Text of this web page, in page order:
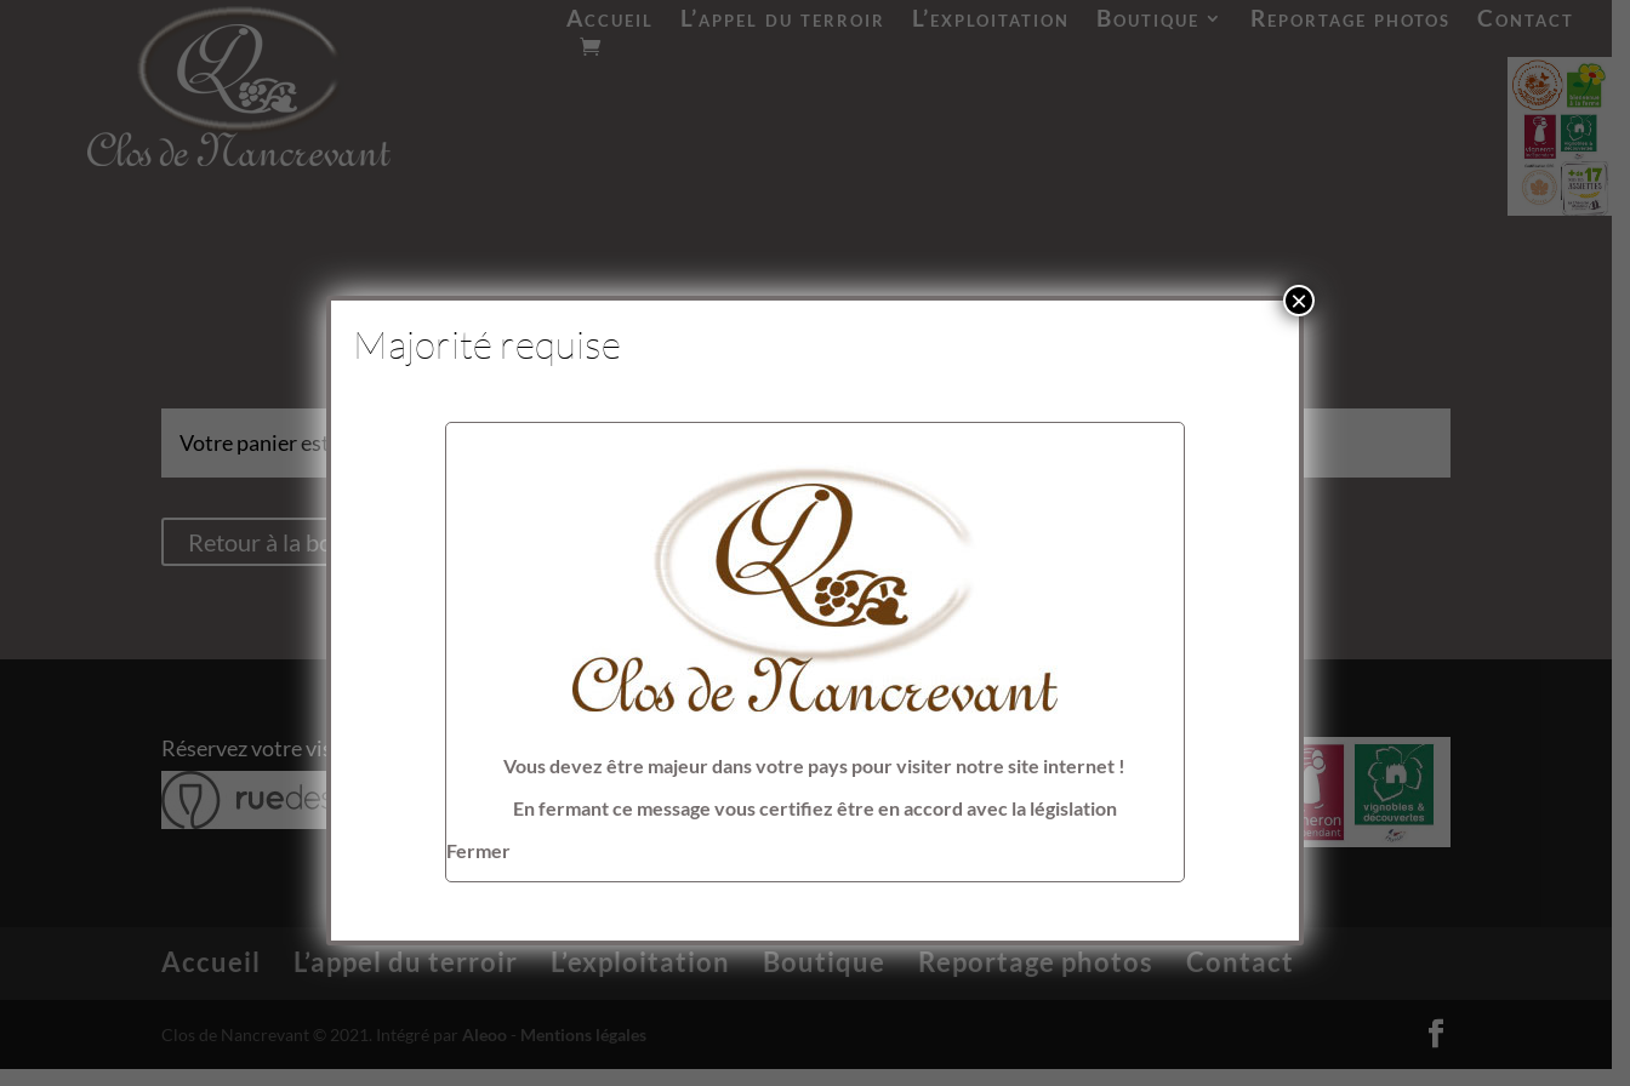
Accueil L’appel du terroir L’exploitation Boutique Reportage photos Contact
Votre panier est actuellement vide.
Retour à la boutique
Réservez votre visite chez notre partenaire
Accueil L’appel du terroir L’exploitation Boutique Reportage photos Contact
Clos de Nancrevant © 2021. Intégré par Aleoo - Mentions légales
Majorité requise
Vous devez être majeur dans votre pays pour visiter notre site internet !
En fermant ce message vous certifiez être en accord avec la législation
Fermer
×